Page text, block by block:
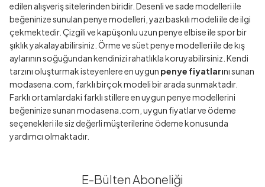
edilen alışveriş sitelerinden biridir. Desenli ve sade modelleri ile
beğeninize sunulan penye modelleri, yazı baskılı modeli ile de ilgi
çekmektedir. Çizgili ve kapüşonlu uzun penye elbise ile spor bir
şıklık yakalayabilirsiniz. Örme ve süet penye modelleri ile de kış
aylarının soğuğundan kendinizi rahatlıkla koruyabilirsiniz. Kendi
tarzını oluşturmak isteyenlere en uygun penye fiyatlarını sunan
modasena.com, farklı birçok modeli bir arada sunmaktadır.
Farklı ortamlardaki farklı stillere en uygun penye modellerini
beğeninize sunan modasena.com, uygun fiyatlar ve ödeme
seçenekleri ile siz değerli müşterilerine ödeme konusunda
yardımcı olmaktadır.
E-Bülten Aboneliği